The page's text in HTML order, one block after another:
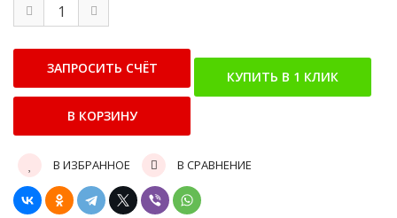
В ИЗБРАННОЕ В СРАВНЕНИЕ